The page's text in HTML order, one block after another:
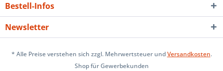
Bestell-Infos
Newsletter
* Alle Preise verstehen sich zzgl. Mehrwertsteuer undVersandkosten.
Shop für Gewerbekunden